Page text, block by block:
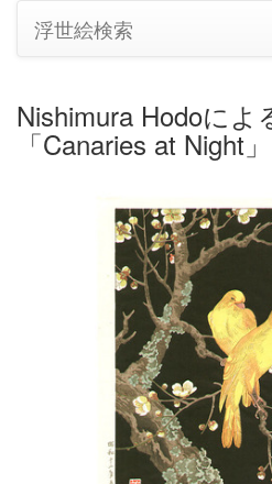
浮世絵検索
Nishimura Hodoによ
「Canaries at Night」